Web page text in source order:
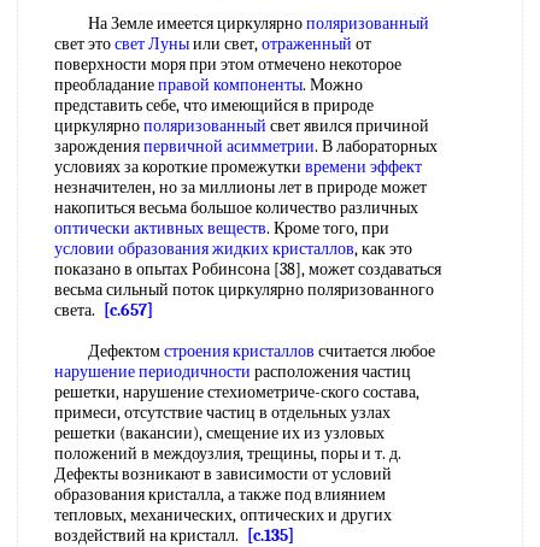
На Земле имеется циркулярнополяризованный
свет этосвет Луныили свет,отраженный от
поверхности моря при этом отмечено некоторое
преобладаниеправой компоненты. Можно
представить себе, что имеющийся в природе
циркулярнополяризованный свет явился причиной
зарожденияпервичной асимметрии. В лабораторных
условиях за короткие промежутки времени эффект
незначителен, но за миллионы лет в природе может
накопиться весьма большое количество различных
оптически активных веществ. Кроме того, при
условии образованияжидких кристаллов, как это
показано в опытах Робинсона [38], может создаваться
весьма сильный поток циркулярно поляризованного
света.
[c.657]
Дефектомстроения кристаллов считается любое
нарушение периодичности расположения частиц
решетки, нарушение стехиометриче-ского состава,
примеси, отсутствие частиц в отдельных узлах
решетки (вакансии), смещение их из узловых
положений в междоузлия, трещины, поры и т. д.
Дефекты возникают в зависимости от условий
образования кристалла, а также под влиянием
тепловых, механических, оптических и других
воздействий на кристалл.
[c.135]